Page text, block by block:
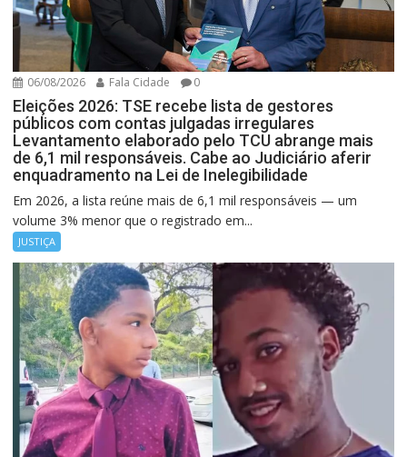
06/08/2026 Fala Cidade 0
Eleições 2026: TSE recebe lista de gestores
públicos com contas julgadas irregulares
Levantamento elaborado pelo TCU abrange mais
de 6,1 mil responsáveis. Cabe ao Judiciário aferir
enquadramento na Lei de Inelegibilidade
Em 2026, a lista reúne mais de 6,1 mil responsáveis — um
volume 3% menor que o registrado em...
JUSTIÇA